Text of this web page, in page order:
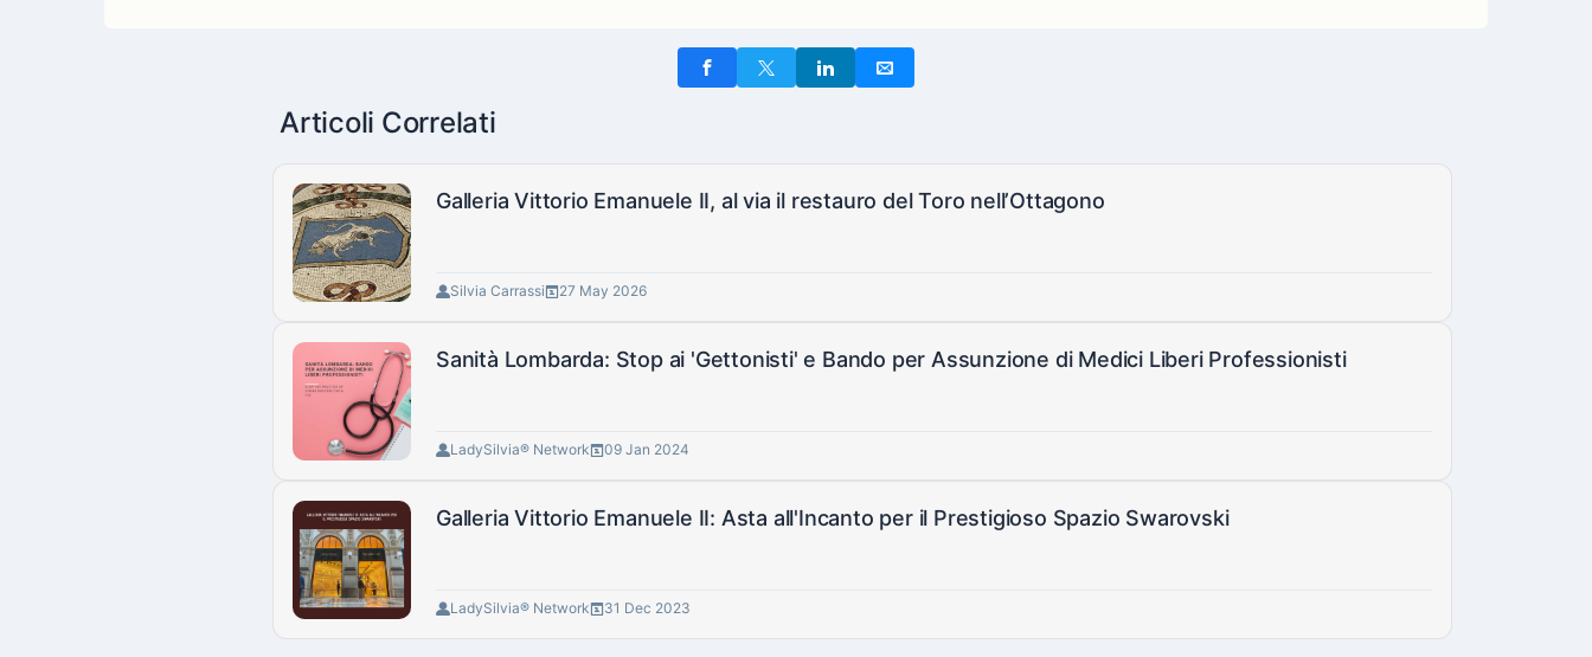
Articoli Correlati
Galleria Vittorio Emanuele II, al via il restauro del Toro nell’Ottagono
Silvia Carrassi 27 May 2026
Sanità Lombarda: Stop ai 'Gettonisti' e Bando per Assunzione di Medici Liberi Professionisti
LadySilvia® Network 09 Jan 2024
Galleria Vittorio Emanuele II: Asta all'Incanto per il Prestigioso Spazio Swarovski
LadySilvia® Network 31 Dec 2023